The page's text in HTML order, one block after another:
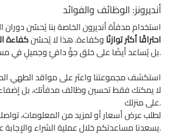
أنديرونز: الوظائف والفوائد
استخدام مدفأة أنديرون الخاصة بنا يُحسّن دوران
احتراقًاأكثر توازنًاوكفاءة. هذا لا يُحسّنكفاءة
بل يُساعد أيضًا على خلق جوٍّ دافئٍ وجميلٍ في مساحتك.
استكشف مجموعتنا واعثر على مواقد الطهي
لا يمكنك فقط تحسين وظائف مدفأتك، بل
على منزلك.
لطلب عرض أسعار أو لمزيد من المعلومات،
يسعدنا مساعدتكم خلال عملية الشراء والإجابة على أي استفسارات لديكم.